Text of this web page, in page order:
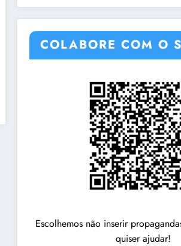
COLABORE COM O
Escolhemos não inserir
quiser ajudar!